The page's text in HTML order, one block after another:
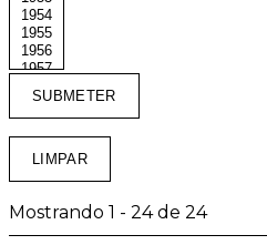
Mostrando 1 - 24 de 24